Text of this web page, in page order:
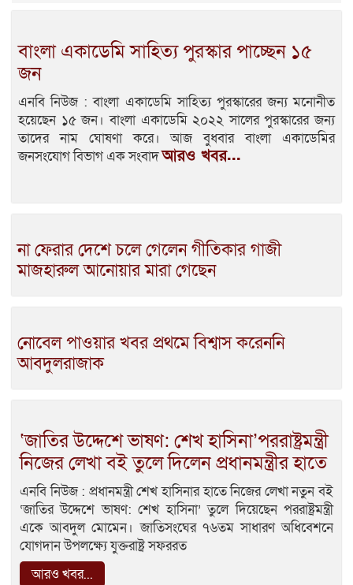
বাংলা একাডেমি সাহিত্য পুরস্কার পাচ্ছেন ১৫
জন
এনবি নিউজ : বাংলা একাডেমি সাহিত্য পুরস্কারের জন্য মনোনীত
হয়েছেন ১৫ জন। বাংলা একাডেমি ২০২২ সালের পুরস্কারের জন্য
তাদের নাম ঘোষণা করে। আজ বুধবার বাংলা একাডেমির
জনসংযোগ বিভাগ এক সংবাদআরও খবর...
না ফেরার দেশে চলে গেলেন গীতিকার গাজী
মাজহারুল আনোয়ার মারা গেছেন
নোবেল পাওয়ার খবর প্রথমে বিশ্বাস করেননি
আবদুলরাজাক
‘জাতির উদ্দেশে ভাষণ: শেখ হাসিনা’পররাষ্ট্রমন্ত্রী
নিজের লেখা বই তুলে দিলেন প্রধানমন্ত্রীর হাতে
এনবি নিউজ : প্রধানমন্ত্রী শেখ হাসিনার হাতে নিজের লেখা নতুন বই
‘জাতির উদ্দেশে ভাষণ: শেখ হাসিনা’ তুলে দিয়েছেন পররাষ্ট্রমন্ত্রী
একে আবদুল মোমেন। জাতিসংঘের ৭৬তম সাধারণ অধিবেশনে
যোগদান উপলক্ষ্যে যুক্তরাষ্ট্র সফররত
আরও খবর...